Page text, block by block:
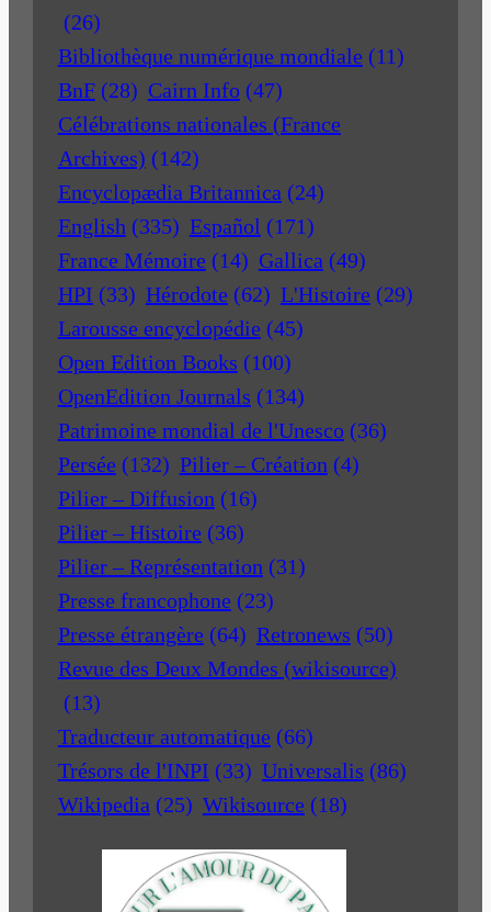
(26)
Bibliothèque numérique mondiale (11)
BnF (28) Cairn Info (47)
Célébrations nationales (France
Archives) (142)
Encyclopædia Britannica (24)
English (335) Español (171)
France Mémoire (14) Gallica (49)
HPI (33) Hérodote (62) L'Histoire (29)
Larousse encyclopédie (45)
Open Edition Books (100)
OpenEdition Journals (134)
Patrimoine mondial de l'Unesco (36)
Persée (132) Pilier – Création (4)
Pilier – Diffusion (16)
Pilier – Histoire (36)
Pilier – Représentation (31)
Presse francophone (23)
Presse étrangère (64) Retronews (50)
Revue des Deux Mondes (wikisource)
(13)
Traducteur automatique (66)
Trésors de l'INPI (33) Universalis (86)
Wikipedia (25) Wikisource (18)